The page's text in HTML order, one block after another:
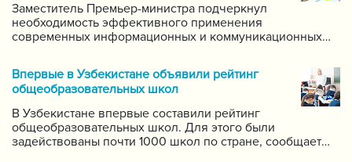
Заместитель Премьер-министра подчеркнул
необходимость эффективного применения
современных информационных и коммуникационных
систему для размещения в интернете видео-уроков
самых ведущих учителей по каждому предмету.
Впервые в Узбекистане объявили рейтинг
общеобразовательных школ
В Узбекистане впервые составили рейтинг
общеобразовательных школ. Для этого были
задействованы почти 1000 школ по стране, сообщает